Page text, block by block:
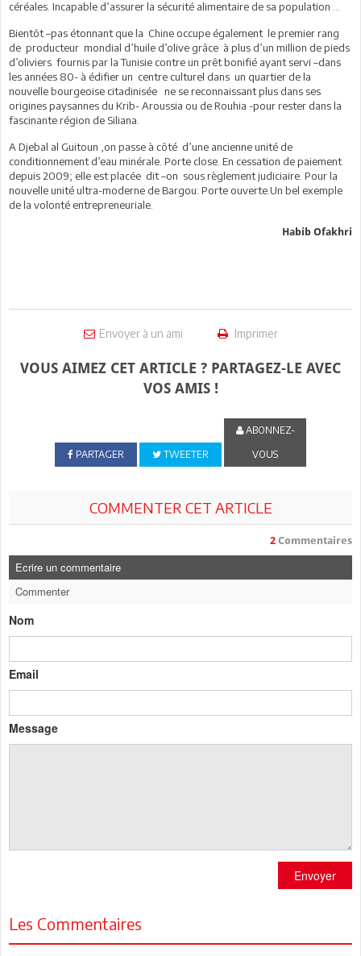
céréales. Incapable d’assurer la sécurité alimentaire de sa population …
Bientôt –pas étonnant que la Chine occupe également le premier rang
de producteur mondial d’huile d’olive grâce à plus d’un million de pieds
d’oliviers fournis par la Tunisie contre un prêt bonifié ayant servi –dans
les années 80- à édifier un centre culturel dans un quartier de la
nouvelle bourgeoise citadinisée ne se reconnaissant plus dans ses
origines paysannes du Krib- Aroussia ou de Rouhia -pour rester dans la
fascinante région de Siliana.
A Djebal al Guitoun ,on passe à côté d’une ancienne unité de
conditionnement d’eau minérale. Porte close. En cessation de paiement
depuis 2009; elle est placée dit –on sous règlement judiciaire. Pour la
nouvelle unité ultra-moderne de Bargou: Porte ouverte.Un bel exemple
de la volonté entrepreneuriale.
Habib Ofakhri
Envoyer à un ami Imprimer
VOUS AIMEZ CET ARTICLE ? PARTAGEZ-LE AVEC
VOS AMIS !
PARTAGER TWEETER
ABONNEZ-
VOUS
COMMENTER CET ARTICLE
2 Commentaires
Ecrire un commentaire
Commenter
Nom
Email
Message
Envoyer
Les Commentaires